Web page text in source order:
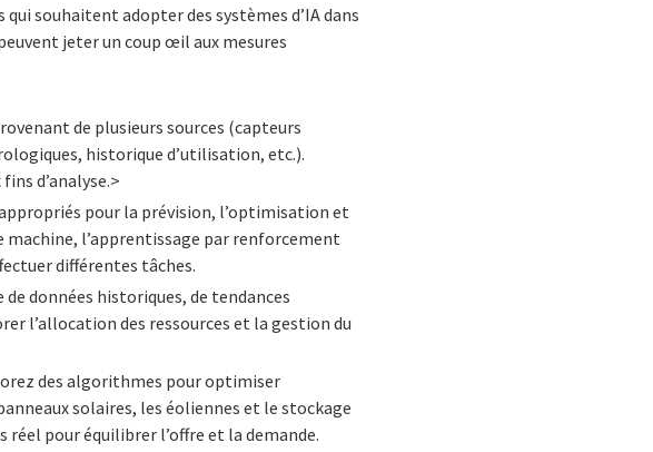
souhaitent adopter des systèmes d’IA dans
jeter un coup œil aux mesures
de plusieurs sources (capteurs
historique d’utilisation, etc.).
d’analyse.>
pour la prévision, l’optimisation et
machine, l’apprentissage par renforcement
différentes tâches.
de données historiques, de tendances
l’allocation des ressources et la gestion du
des algorithmes pour optimiser
solaires, les éoliennes et le stockage
réel pour équilibrer l’offre et la demande.